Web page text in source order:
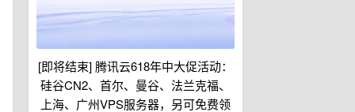
[即将结束] 腾讯云618年中大促活动：
硅谷CN2、首尔、曼谷、法兰克福、
上海、广州VPS服务器，另可免费领